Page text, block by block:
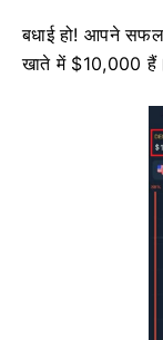
बधाई हो! आपने
खाते में $10,000 हैं।